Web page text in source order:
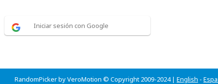
Iniciar sesión con Google
RandomPicker by VeroMotion © Copyright 2009-2024 | English -